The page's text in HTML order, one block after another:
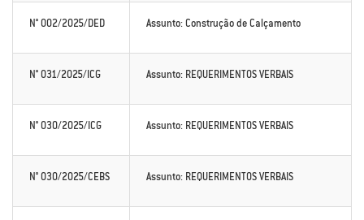
N° 002/2025/DED Assunto: Construção de Calçamento
N° 031/2025/ICG Assunto: REQUERIMENTOS VERBAIS
N° 030/2025/ICG Assunto: REQUERIMENTOS VERBAIS
N° 030/2025/CEBS Assunto: REQUERIMENTOS VERBAIS